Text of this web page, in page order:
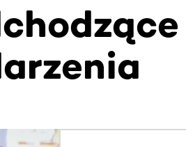
treści przewijane w poziomie.